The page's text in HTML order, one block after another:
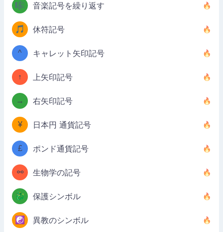
🎼 音楽記号を繰り返す
🎵 休符記号
^ キャレット矢印記号
↑ 上矢印記号
→ 右矢印記号
¥ 日本円 通貨記号
£ ポンド通貨記号
⚯ 生物学の記号
🐉 保護シンボル
☯️ 異教のシンボル